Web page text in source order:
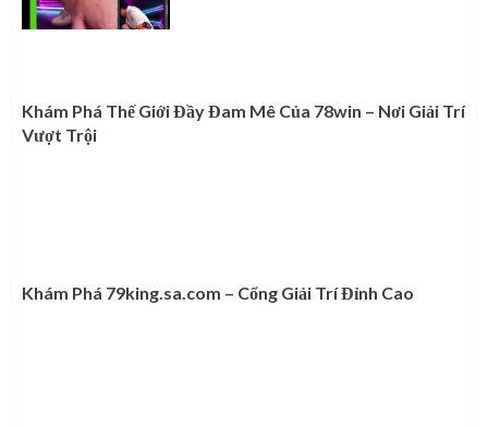
Khám Phá Thế Giới Đầy Đam Mê Của 78win – Nơi Giải Trí
Vượt Trội
Khám Phá 79king.sa.com – Cổng Giải Trí Đỉnh Cao